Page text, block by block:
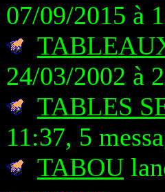
07/09/2015 à
24/03/2002 à
TABLES
11:37, 5
TABOU